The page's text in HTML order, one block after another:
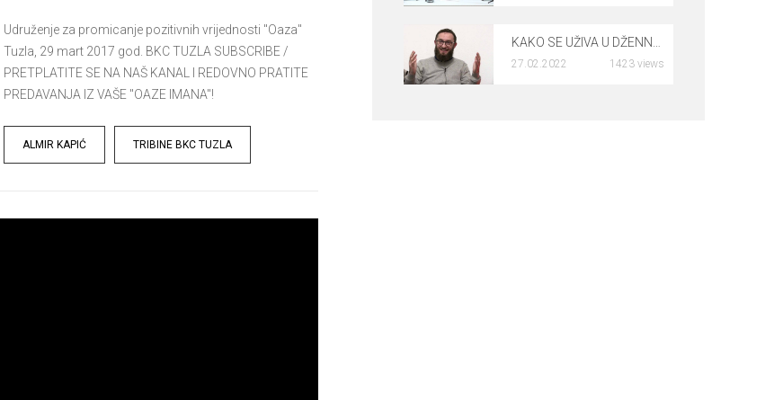
Udruženje za promicanje pozitivnih vrijednosti "Oaza"
Tuzla, 29 mart 2017 god. BKC TUZLA SUBSCRIBE /
PRETPLATITE SE NA NAŠ KANAL I REDOVNO PRATITE
PREDAVANJA IZ VAŠE "OAZE IMANA"!
Tags
ALMIR KAPIĆ TRIBINE BKC TUZLA
0
27.02.2022 1423 views